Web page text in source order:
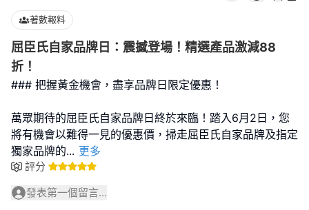
著數報料
屈臣氏自家品牌日：震撼登場！精選產品激減88
折！
### 把握黃金機會，盡享品牌日限定優惠！
萬眾期待的屈臣氏自家品牌日終於來臨！踏入6月2日，您
將有機會以難得一見的優惠價，掃走屈臣氏自家品牌及指定
獨家品牌的... 更多
評分
發表第一個留言...